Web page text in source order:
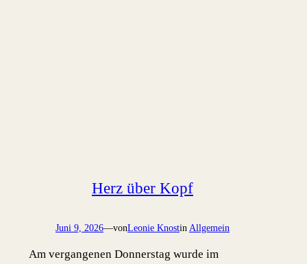
Herz über Kopf
Juni 9, 2026—vonLeonie KnostinAllgemein
Am vergangenen Donnerstag wurde im